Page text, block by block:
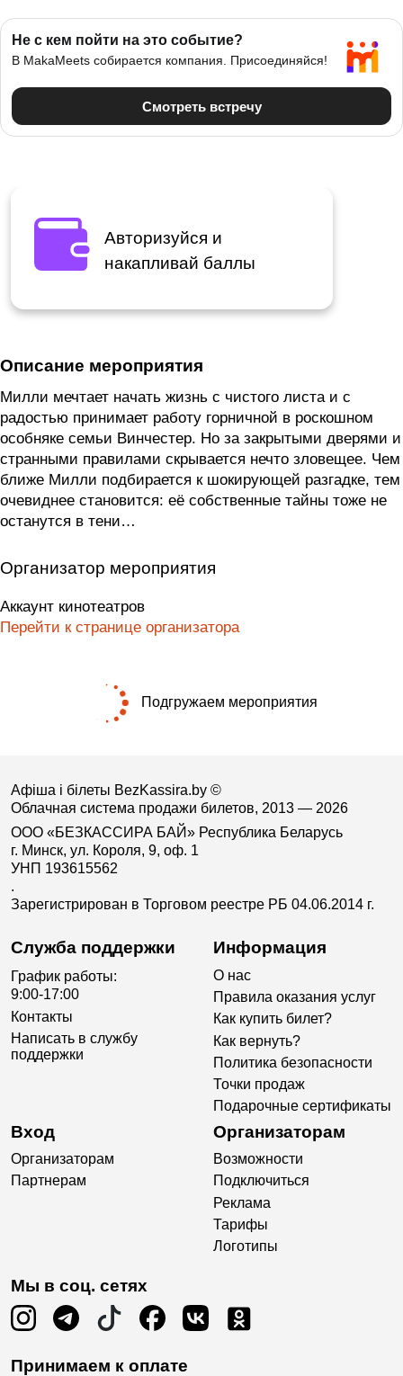
Авторизуйся и
накапливай баллы
Описание мероприятия
Милли мечтает начать жизнь с чистого листа и с
радостью принимает работу горничной в роскошном
особняке семьи Винчестер. Но за закрытыми дверями и
странными правилами скрывается нечто зловещее. Чем
ближе Милли подбирается к шокирующей разгадке, тем
очевиднее становится: её собственные тайны тоже не
останутся в тени…
Организатор мероприятия
Аккаунт кинотеатров
Перейти к странице организатора
Подгружаем мероприятия
Афіша і білеты BezKassira.by ©
Облачная система продажи билетов, 2013 — 2026
ООО «БЕЗКАССИРА БАЙ» Республика Беларусь
г. Минск, ул. Короля, 9, оф. 1
УНП 193615562
.
Зарегистрирован в Торговом реестре РБ 04.06.2014 г.
Служба поддержки
График работы:
9:00-17:00
Контакты
Написать в службу
поддержки
Информация
О нас
Правила оказания услуг
Как купить билет?
Как вернуть?
Политика безопасности
Точки продаж
Подарочные сертификаты
Вход
Организаторам
Партнерам
Организаторам
Возможности
Подключиться
Реклама
Тарифы
Логотипы
Мы в соц. сетях
Принимаем к оплате